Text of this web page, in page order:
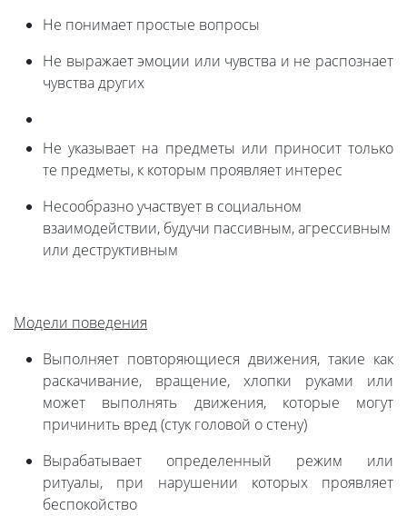
Не понимает простые вопросы
Не выражает эмоции или чувства и не распознает
чувства других
Не указывает на предметы или приносит только
те предметы, к которым проявляет интерес
Несообразно участвует в социальном
взаимодействии, будучи пассивным, агрессивным
или деструктивным
Модели поведения
Выполняет повторяющиеся движения, такие как
раскачивание, вращение, хлопки руками или
может выполнять движения, которые могут
причинить вред (стук головой о стену)
Вырабатывает определенный режим или
ритуалы, при нарушении которых проявляет
беспокойство